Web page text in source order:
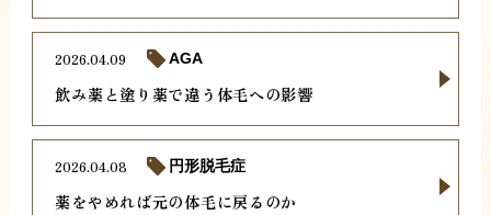
飲み薬と塗り薬で違う体毛への影響
2026.04.09 AGA
薬をやめれば元の体毛に戻るのか
2026.04.08 円形脱毛症